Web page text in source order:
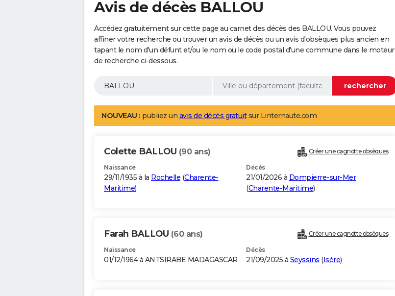
Avis de décès BALLOU
Accédez gratuitement sur cette page au carnet des décès des BALLOU. Vous pouvez
affiner votre recherche ou trouver un avis de décès ou un avis d'obsèques plus ancien en
tapant le nom d'un défunt et/ou le nom ou le code postal d'une commune dans le moteur
de recherche ci-dessous.
NOUVEAU : publiez un avis de décès gratuitsur Linternaute.com
Colette BALLOU (90 ans) Créer une cagnotte obsèques
Naissance
29/11/1935 à la Rochelle (Charente-
Maritime)
Décès
21/01/2026 à Dompierre-sur-Mer
(Charente-Maritime)
Farah BALLOU (60 ans) Créer une cagnotte obsèques
Naissance
01/12/1964 à ANTSIRABE MADAGASCAR
Décès
21/09/2025 à Seyssins (Isère)